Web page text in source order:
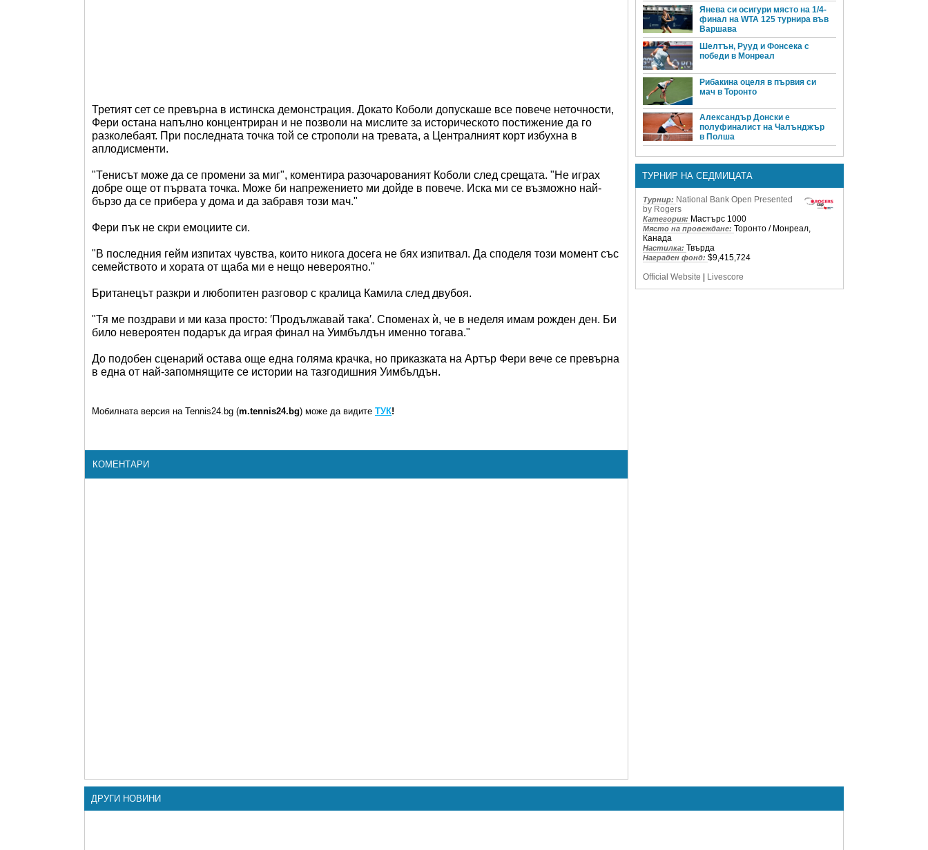
Третият сет се превърна в истинска демонстрация. Докато Коболи допускаше все повече неточности,
Фери остана напълно концентриран и не позволи на мислите за историческото постижение да го
разколебаят. При последната точка той се строполи на тревата, а Централният корт избухна в
аплодисменти.
"Тенисът може да се промени за миг", коментира разочарованият Коболи след срещата. "Не играх
добре още от първата точка. Може би напрежението ми дойде в повече. Иска ми се възможно най-
бързо да се прибера у дома и да забравя този мач."
Фери пък не скри емоциите си.
"В последния гейм изпитах чувства, които никога досега не бях изпитвал. Да споделя този момент със
семейството и хората от щаба ми е нещо невероятно."
Британецът разкри и любопитен разговор с кралица Камила след двубоя.
"Тя ме поздрави и ми каза просто: ′Продължавай така′. Споменах ѝ, че в неделя имам рожден ден. Би
било невероятен подарък да играя финал на Уимбълдън именно тогава."
До подобен сценарий остава още една голяма крачка, но приказката на Артър Фери вече се превърна
в една от най-запомнящите се истории на тазгодишния Уимбълдън.
Мобилната версия на Tennis24.bg (m.tennis24.bg) може да видите ТУК!
КОМЕНТАРИ
Янева си осигури място на 1/4-
финал на WTA 125 турнира във
Варшава
Шелтън, Рууд и Фонсека с
победи в Монреал
Рибакина оцеля в първия си
мач в Торонто
Александър Донски е
полуфиналист на Чалънджър
в Полша
ТУРНИР НА СЕДМИЦАТА
Турнир: National Bank Open Presented
by Rogers
Категория: Мастърс 1000
Място на провеждане: Торонто / Монреал,
Канада
Настилка: Твърда
Награден фонд: $9,415,724
Official Website
Livescore
ДРУГИ НОВИНИ